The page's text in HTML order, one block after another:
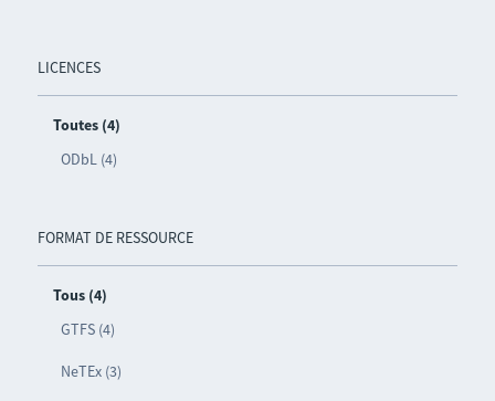
LICENCES
Toutes (4)
ODbL (4)
FORMAT DE RESSOURCE
Tous (4)
GTFS (4)
NeTEx (3)